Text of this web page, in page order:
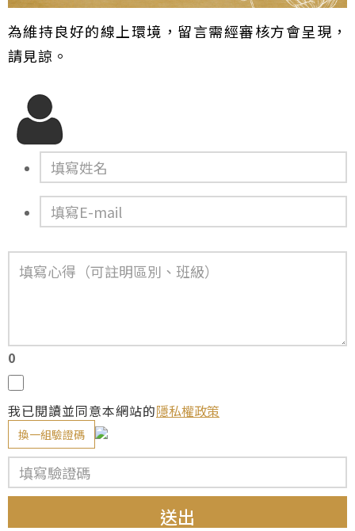
為維持良好的線上環境，留言需經審核方會呈現，
請見諒。
0
我已閱讀並同意本網站的隱私權政策
換一組驗證碼
送出